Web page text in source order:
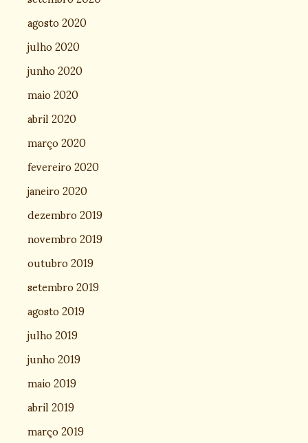
agosto 2020
julho 2020
junho 2020
maio 2020
abril 2020
março 2020
fevereiro 2020
janeiro 2020
dezembro 2019
novembro 2019
outubro 2019
setembro 2019
agosto 2019
julho 2019
junho 2019
maio 2019
abril 2019
março 2019